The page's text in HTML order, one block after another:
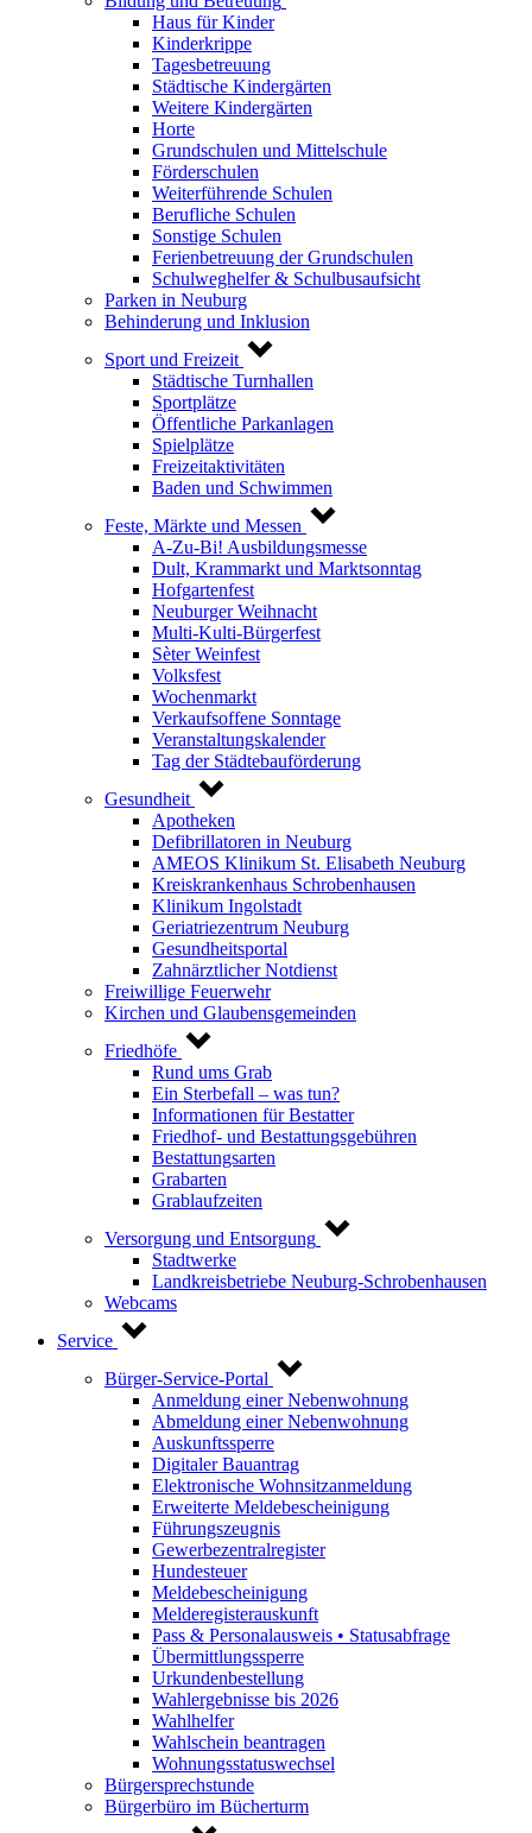
Haus für Kinder
Kinderkrippe
Tagesbetreuung
Städtische Kindergärten
Weitere Kindergärten
Horte
Grundschulen und Mittelschule
Förderschulen
Weiterführende Schulen
Berufliche Schulen
Sonstige Schulen
Ferienbetreuung der Grundschulen
Schulweghelfer & Schulbusaufsicht
Parken in Neuburg
Behinderung und Inklusion
Sport und Freizeit
Städtische Turnhallen
Sportplätze
Öffentliche Parkanlagen
Spielplätze
Freizeitaktivitäten
Baden und Schwimmen
Feste, Märkte und Messen
A-Zu-Bi! Ausbildungsmesse
Dult, Krammarkt und Marktsonntag
Hofgartenfest
Neuburger Weihnacht
Multi-Kulti-Bürgerfest
Sèter Weinfest
Volksfest
Wochenmarkt
Verkaufsoffene Sonntage
Veranstaltungskalender
Tag der Städtebauförderung
Gesundheit
Apotheken
Defibrillatoren in Neuburg
AMEOS Klinikum St. Elisabeth Neuburg
Kreiskrankenhaus Schrobenhausen
Klinikum Ingolstadt
Geriatriezentrum Neuburg
Gesundheitsportal
Zahnärztlicher Notdienst
Freiwillige Feuerwehr
Kirchen und Glaubensgemeinden
Friedhöfe
Rund ums Grab
Ein Sterbefall – was tun?
Informationen für Bestatter
Friedhof- und Bestattungsgebühren
Bestattungsarten
Grabarten
Grablaufzeiten
Versorgung und Entsorgung
Stadtwerke
Landkreisbetriebe Neuburg-Schrobenhausen
Webcams
Service
Bürger-Service-Portal
Anmeldung einer Nebenwohnung
Abmeldung einer Nebenwohnung
Auskunftssperre
Digitaler Bauantrag
Elektronische Wohnsitzanmeldung
Erweiterte Meldebescheinigung
Führungszeugnis
Gewerbezentralregister
Hundesteuer
Meldebescheinigung
Melderegisterauskunft
Pass & Personalausweis • Statusabfrage
Übermittlungssperre
Urkundenbestellung
Wahlergebnisse bis 2026
Wahlhelfer
Wahlschein beantragen
Wohnungsstatuswechsel
Bürgersprechstunde
Bürgerbüro im Bücherturm